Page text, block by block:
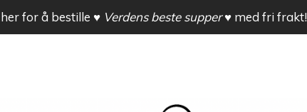
for å bestille ♥ Verdens beste supper ♥ med fri frakt!